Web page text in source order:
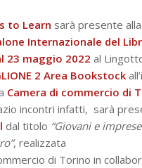
to Learn sarà presente alla
Internazionale del
23 maggio 2022 al
2 Area Bookstock
Camera di commercio di
incontri infatti, sarà
dal titolo “Giovani e
, realizzata
di Torino in